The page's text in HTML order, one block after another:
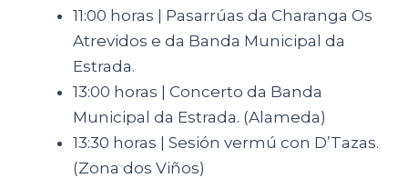
11:00 horas | Pasarrúas da Charanga Os
Atrevidos e da Banda Municipal da
Estrada.
13:00 horas | Concerto da Banda
Municipal da Estrada. (Alameda)
13:30 horas | Sesión vermú con D’Tazas.
(Zona dos Viños)